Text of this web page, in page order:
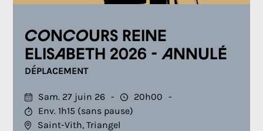
Concours Reine
Elisabeth 2026 - ANNULÉ
DÉPLACEMENT
Sam. 27 juin 26
20h00
Env. 1h15 (sans pause)
Saint-Vith, Triangel